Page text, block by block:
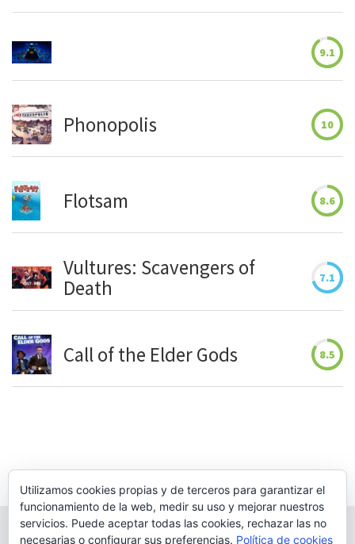
9.1
Phonopolis 10
Flotsam 8.6
Vultures: Scavengers of
Death
7.1
Call of the Elder Gods 8.5
Utilizamos cookies propias y de terceros para garantizar el
funcionamiento de la web, medir su uso y mejorar nuestros
servicios. Puede aceptar todas las cookies, rechazar las no
necesarias o configurar sus preferencias. Política de cookies